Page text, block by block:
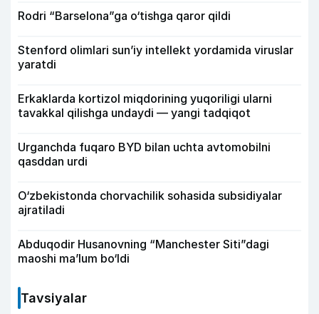
Rodri “Barselona”ga o‘tishga qaror qildi
Stenford olimlari sun’iy intellekt yordamida viruslar
yaratdi
Erkaklarda kortizol miqdorining yuqoriligi ularni
tavakkal qilishga undaydi — yangi tadqiqot
Urganchda fuqaro BYD bilan uchta avtomobilni
qasddan urdi
O‘zbekistonda chorvachilik sohasida subsidiyalar
ajratiladi
Abduqodir Husanovning “Manchester Siti”dagi
maoshi ma’lum bo‘ldi
Tavsiyalar